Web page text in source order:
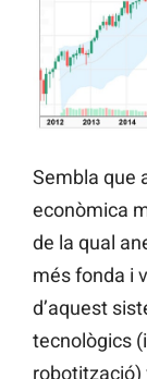
Sembla que
econòmica
de la qual
més fonda i
d’aquest
tecnològics
robotització)